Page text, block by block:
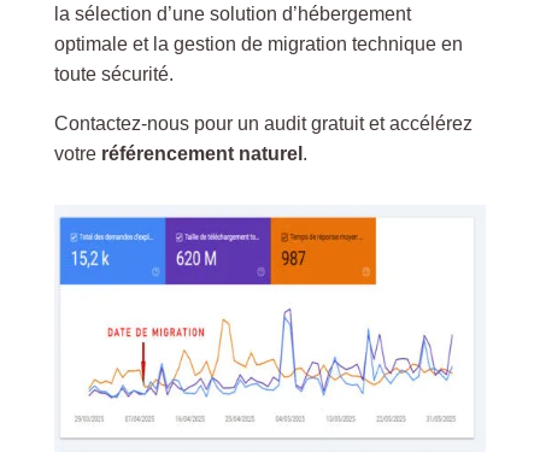
la sélection d’une solution d’hébergement
optimale et la gestion de migration technique en
toute sécurité.
Contactez-nous pour un audit gratuit et accélérez
votre référencement naturel .